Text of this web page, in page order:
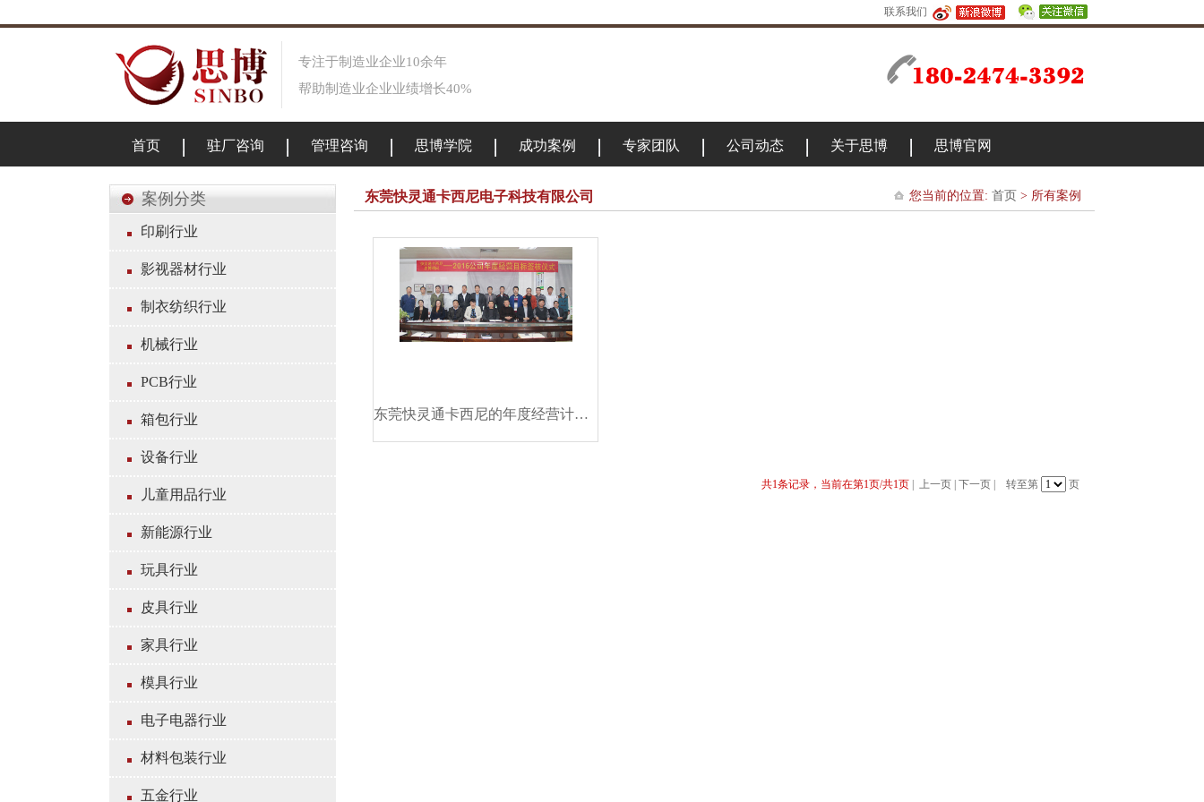
联系我们
专注于制造业企业10余年
帮助制造业企业业绩增长40%
首页 驻厂咨询 管理咨询 思博学院 成功案例 专家团队 公司动态 关于思博 思博官网
案例分类
印刷行业
影视器材行业
制衣纺织行业
机械行业
PCB行业
箱包行业
设备行业
儿童用品行业
新能源行业
玩具行业
皮具行业
家具行业
模具行业
电子电器行业
材料包装行业
五金行业
东莞快灵通卡西尼电子科技有限公司 您当前的位置: 首页 > 所有案例
东莞快灵通卡西尼的年度经营计划与全面预算管理
共1条记录，当前在第1页/共1页 上一页 下一页 转至第 页